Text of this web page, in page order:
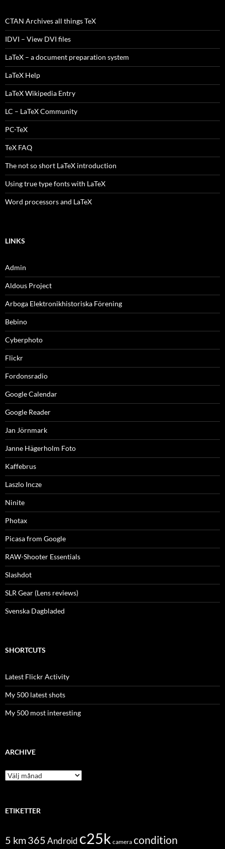
CTAN Archives all things TeX
IDVI – View DVI files
LaTeX – a document preparation system
LaTeX Help
LaTeX Wikipedia Entry
LC – LaTeX Community
PC-TeX
TeX FAQ
The not so short LaTeX introduction
Using true type fonts with LaTeX
Word processors and LaTeX
LINKS
Admin
Aldous Project
Arboga Elektronikhistoriska Förening
Bebino
Cyberphoto
Flickr
Fordonsradio
Google Calendar
Google Reader
Jan Jörnmark
Janne Hägerholm Foto
Kaffebrus
Laszlo Incze
Ninite
Photax
Picasa from Google
RAW-Shooter Essentials
Slashdot
SLR Gear (Lens reviews)
Svenska Dagbladed
SHORTCUTS
Latest Flickr Activity
My 500 latest shots
My 500 most interesting
ARCHIVE
Archive
ETIKETTER
5 km365Android c25k camera condition